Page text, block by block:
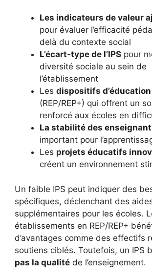
Les indicateurs de valeur
pour évaluer l’efficacité
delà du contexte social
L’écart-type de l’IPS pour
diversité sociale au sein de
l’établissement
Les dispositifs
(REP/REP+) qui offrent un
renforcé aux écoles en
La stabilité des
important pour
Les projets éducatifs
créent un environnement
Un faible IPS peut indiquer des
spécifiques, déclenchant des
supplémentaires pour les écoles.
établissements en REP/REP+
d’avantages comme des effectifs
soutiens ciblés. Toutefois, un IPS
pas la qualité de l’enseignement.